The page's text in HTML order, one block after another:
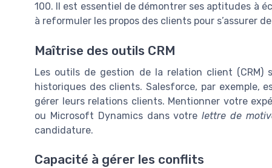
100. Il est essentiel de démontrer ses aptitudes à
à reformuler les propos des clients pour s’assurer
Maîtrise des outils CRM
Les outils de gestion de la relation client (CRM)
historiques des clients. Salesforce, par exemple,
gérer leurs relations clients. Mentionner votre
ou Microsoft Dynamics dans votrelettre de
candidature.
Capacité à gérer les conflits